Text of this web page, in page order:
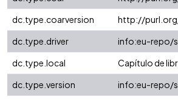
dc.type.coarversion
http://
dc.type.driver
info:eu-repo/
dc.type.local
Capítulo de
dc.type.version
info:eu-repo/